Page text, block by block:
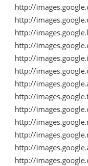
http://
http://
http://
http://
http://
http://
http://
http://
http://
http://
http://
http://
http://